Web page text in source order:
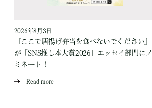
2026年8月3日
『ここで唐揚げ弁当を食べないでください』
が「SNS推し本大賞2026」エッセイ部門にノ
ミネート！
Read more